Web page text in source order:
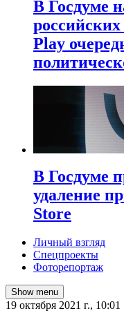
В Госдуме
Play
В Госдуме
удаление
Store
Личный взгляд
Спецпроекты
Фоторепортаж
Show menu
19 октября 2021 г., 10:01